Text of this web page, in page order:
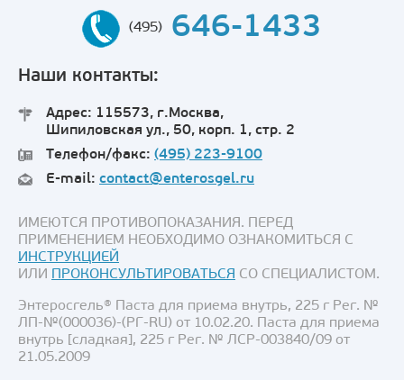
(495) 646-1433
Наши контакты:
Адрес: 115573, г.Москва,
Шипиловская ул., 50, корп. 1, стр. 2
Телефон/факс: (495) 223-9100
E-mail: contact@enterosgel.ru
ИМЕЮТСЯ ПРОТИВОПОКАЗАНИЯ. ПЕРЕД
ПРИМЕНЕНИЕМ НЕОБХОДИМО ОЗНАКОМИТЬСЯ С
ИНСТРУКЦИЕЙ
ИЛИ ПРОКОНСУЛЬТИРОВАТЬСЯ СО СПЕЦИАЛИСТОМ.
Энтеросгель® Паста для приема внутрь, 225 г Рег. №
ЛП-№(000036)-(РГ-RU) от 10.02.20. Паста для приема
внутрь [сладкая], 225 г Рег. № ЛСР-003840/09 от
21.05.2009